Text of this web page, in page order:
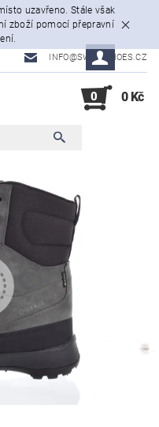
uzavřeno. Stále však
zboží pomocí přepravní
INFO@SWEDISHOES.CZ
0 0 Kč